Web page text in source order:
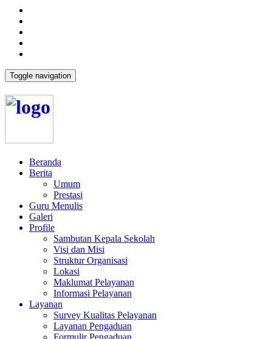
Toggle navigation
Beranda
Berita
Umum
Prestasi
Guru Menulis
Galeri
Profile
Sambutan Kepala Sekolah
Visi dan Misi
Struktur Organisasi
Lokasi
Maklumat Pelayanan
Informasi Pelayanan
Layanan
Survey Kualitas Pelayanan
Layanan Pengaduan
Formulir Pengaduan